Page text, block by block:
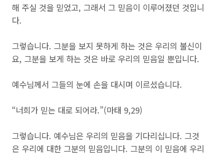
해 주실 것을 믿었고, 그래서 그 믿음이 이루어졌던 것입니
다.
그렇습니다. 그분을 보지 못하게 하는 것은 우리의 불신이
요, 그분을 보게 하는 것은 바로 우리의 믿음일 뿐입니다.
예수님께서 그들의 눈에 손을 대시며 이르셨습니다.
“너희가 믿는 대로 되어라.”(마태 9,29)
그렇습니다. 예수님은 우리의 믿음을 기다리십니다. 그것
은 우리에 대한 그분의 믿음입니다. 그분의 이 믿음에 우리